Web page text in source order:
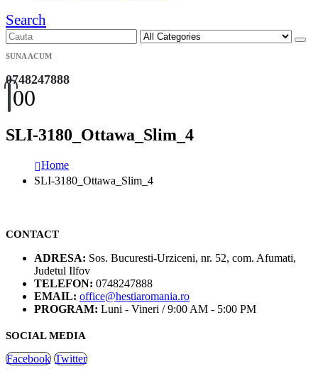
Search
SUNA ACUM
0748247888
00
SLI-3180_Ottawa_Slim_4
Home
SLI-3180_Ottawa_Slim_4
CONTACT
ADRESA: Sos. Bucuresti-Urziceni, nr. 52, com. Afumati,
Judetul Ilfov
TELEFON: 0748247888
EMAIL: office@hestiaromania.ro
PROGRAM: Luni - Vineri / 9:00 AM - 5:00 PM
SOCIAL MEDIA
Facebook Twitter